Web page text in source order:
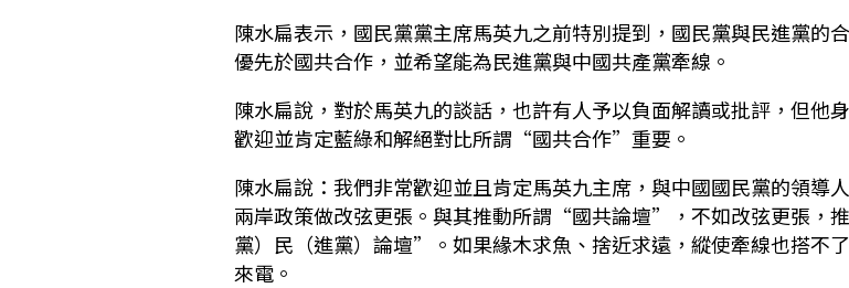
陳水扁表示，國民黨黨主席馬英九之前特別提到，國民黨與民進黨的
優先於國共合作，並希望能為民進黨與中國共產黨牽線。
陳水扁說，對於馬英九的談話，也許有人予以負面解讀或批評，但他
歡迎並肯定藍綠和解絕對比所謂“國共合作”重要。
陳水扁說：我們非常歡迎並且肯定馬英九主席，與中國國民黨的領導
兩岸政策做改弦更張。與其推動所謂“國共論壇”，不如改弦更張，
黨）民（進黨）論壇”。如果緣木求魚、捨近求遠，縱使牽線也搭不
來電。